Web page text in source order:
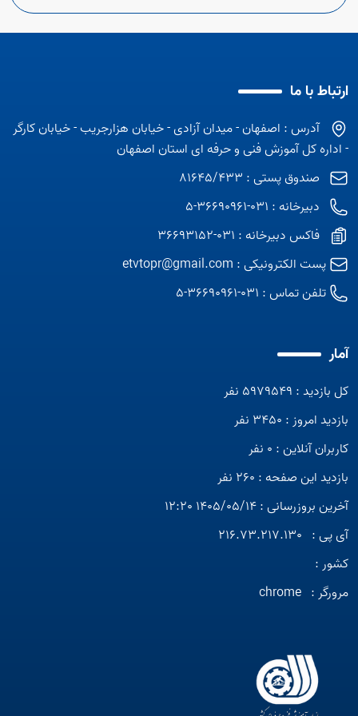
ارتباط با ما
آدرس : اصفهان - میدان آزادی - خیابان هزارجریب - خیابان کارگر
- اداره کل آموزش فنی و حرفه ای استان اصفهان
صندوق پستی : 81645/433
دبیرخانه : 031-36690961-5
فاکس دبیرخانه : 031-36693152
پست الکترونیکی : etvtopr@gmail.com
تلفن تماس : 031-36690961-5
آمار
کل بازدید : 5979549 نفر
بازدید امروز : 3450 نفر
کاربران آنلاین : 0 نفر
بازدید این صفحه : 260 نفر
آخرین بروزرسانی : 1405/05/14 12:20
آی پی : 216.73.217.130
کشور :
مرورگر : chrome